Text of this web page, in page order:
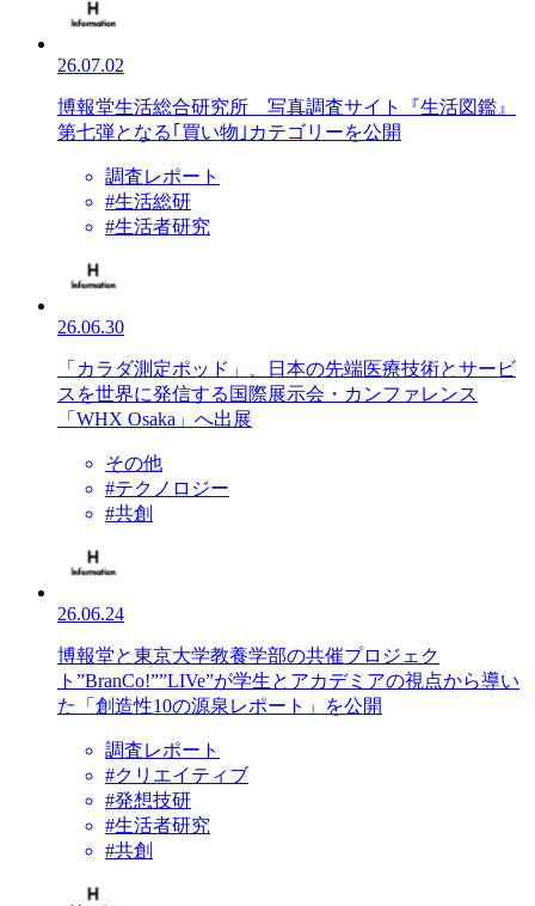
26.07.02
博報堂生活総合研究所 写真調査サイト『生活図鑑』
第七弾となる｢買い物｣カテゴリーを公開
調査レポート
#生活総研
#生活者研究
26.06.30
「カラダ測定ポッド」、日本の先端医療技術とサービ
スを世界に発信する国際展示会・カンファレンス
「WHX Osaka」へ出展
その他
#テクノロジー
#共創
26.06.24
博報堂と東京大学教養学部の共催プロジェク
ト”BranCo!””LIVe”が学生とアカデミアの視点から導い
た「創造性10の源泉レポート」を公開
調査レポート
#クリエイティブ
#発想技研
#生活者研究
#共創